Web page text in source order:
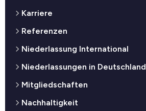
Karriere
Referenzen
Niederlassung International
Niederlassungen in Deutschland
Mitgliedschaften
Nachhaltigkeit